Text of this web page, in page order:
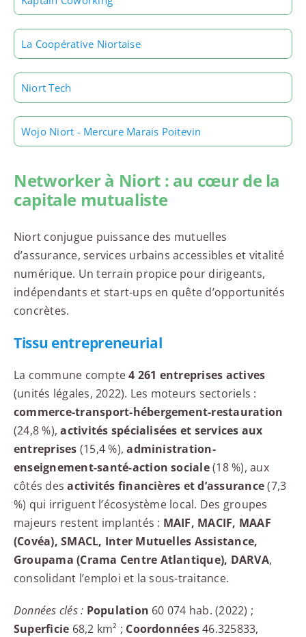
La Coopérative Niortaise
Niort Tech
Wojo Niort - Mercure Marais Poitevin
Networker à Niort : au cœur de la
capitale mutualiste
Niort conjugue puissance des mutuelles
d’assurance, services urbains accessibles et vitalité
numérique. Un terrain propice pour dirigeants,
indépendants et start-ups en quête d’opportunités
concrètes.
Tissu entrepreneurial
La commune compte4 261 entreprises actives
(unités légales, 2022). Les moteurs sectoriels :
commerce-transport-hébergement-restauration
(24,8 %),activités spécialisées et services aux
entreprises (15,4 %),administration-
enseignement-santé-action sociale(18 %), aux
côtés desactivités financières et d’assurance(7,3
%) qui irriguent l’écosystème local. Des groupes
majeurs restent implantés : MAIF, MACIF, MAAF
(Covéa), SMACL, Inter Mutuelles Assistance,
Groupama (Crama Centre Atlantique), DARVA,
consolidant l’emploi et la sous-traitance.
Données clés : Population 60 074 hab. (2022) ;
Superficie 68,2 km² ; Coordonnées46.325833,